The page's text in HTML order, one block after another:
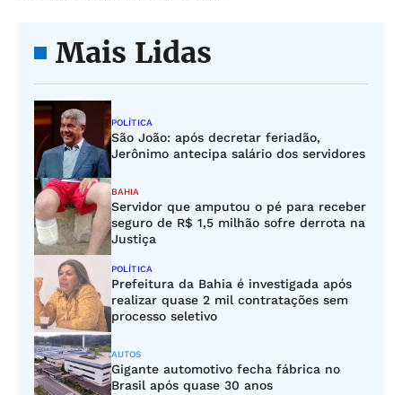
Mais Lidas
POLÍTICA
São João: após decretar feriadão,
Jerônimo antecipa salário dos servidores
BAHIA
Servidor que amputou o pé para receber
seguro de R$ 1,5 milhão sofre derrota na
Justiça
POLÍTICA
Prefeitura da Bahia é investigada após
realizar quase 2 mil contratações sem
processo seletivo
AUTOS
Gigante automotivo fecha fábrica no
Brasil após quase 30 anos